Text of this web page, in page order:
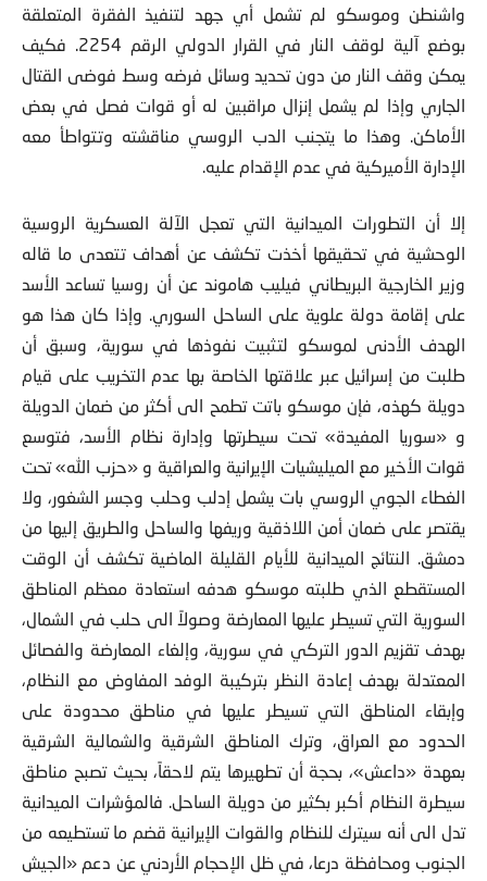
واشنطن وموسكو لم تشمل أي جهد لتنفيذ الفقرة المتعلقة
بوضع آلية لوقف النار في القرار الدولي الرقم 2254. فكيف
يمكن وقف النار من دون تحديد وسائل فرضه وسط فوضى القتال
الجاري وإذا لم يشمل إنزال مراقبين له أو قوات فصل في بعض
الأماكن. وهذا ما يتجنب الدب الروسي مناقشته وتتواطأ معه
الإدارة الأميركية في عدم الإقدام عليه.
إلا أن التطورات الميدانية التي تعجل الآلة العسكرية الروسية
الوحشية في تحقيقها أخذت تكشف عن أهداف تتعدى ما قاله
وزير الخارجية البريطاني فيليب هاموند عن أن روسيا تساعد الأسد
على إقامة دولة علوية على الساحل السوري. وإذا كان هذا هو
الهدف الأدنى لموسكو لتثبيت نفوذها في سورية، وسبق أن
طلبت من إسرائيل عبر علاقتها الخاصة بها عدم التخريب على قيام
دويلة كهذه، فإن موسكو باتت تطمح الى أكثر من ضمان الدويلة
و «سوريا المفيدة» تحت سيطرتها وإدارة نظام الأسد، فتوسع
قوات الأخير مع الميليشيات الإيرانية والعراقية و «حزب الله» تحت
الغطاء الجوي الروسي بات يشمل إدلب وحلب وجسر الشغور، ولا
يقتصر على ضمان أمن اللاذقية وريفها والساحل والطريق إليها من
دمشق. النتائج الميدانية للأيام القليلة الماضية تكشف أن الوقت
المستقطع الذي طلبته موسكو هدفه استعادة معظم المناطق
السورية التي تسيطر عليها المعارضة وصولاً الى حلب في الشمال،
بهدف تقزيم الدور التركي في سورية، وإلغاء المعارضة والفصائل
المعتدلة بهدف إعادة النظر بتركيبة الوفد المفاوض مع النظام،
وإبقاء المناطق التي تسيطر عليها في مناطق محدودة على
الحدود مع العراق، وترك المناطق الشرقية والشمالية الشرقية
بعهدة «داعش»، بحجة أن تطهيرها يتم لاحقاً، بحيث تصبح مناطق
سيطرة النظام أكبر بكثير من دويلة الساحل. فالمؤشرات الميدانية
تدل الى أنه سيترك للنظام والقوات الإيرانية قضم ما تستطيعه من
الجنوب ومحافظة درعا، في ظل الإحجام الأردني عن دعم «الجيش